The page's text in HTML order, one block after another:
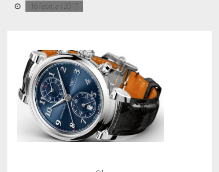
16 februari 2017